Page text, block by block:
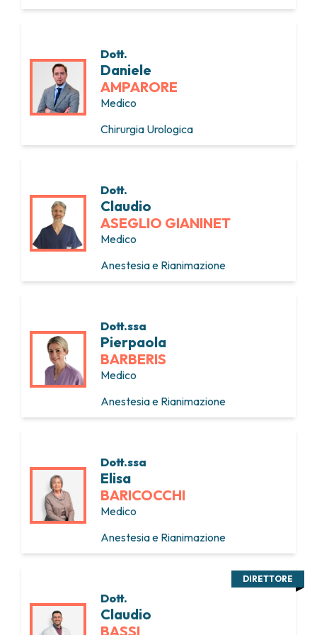
Dott.
Daniele
AMPARORE
Medico
Chirurgia Urologica
Dott.
Claudio
ASEGLIO GIANINET
Medico
Anestesia e Rianimazione
Dott.ssa
Pierpaola
BARBERIS
Medico
Anestesia e Rianimazione
Dott.ssa
Elisa
BARICOCCHI
Medico
Anestesia e Rianimazione
Dott.
Claudio
BASSI
DIRETTORE